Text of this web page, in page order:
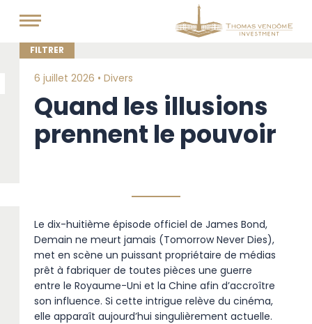
6 juillet 2026 • Divers
Quand les illusions
prennent le pouvoir
Le dix-huitième épisode officiel de James Bond,
Demain ne meurt jamais (Tomorrow Never Dies),
met en scène un puissant propriétaire de médias
prêt à fabriquer de toutes pièces une guerre
entre le Royaume-Uni et la Chine afin d’accroître
son influence. Si cette intrigue relève du cinéma,
elle apparaît aujourd’hui singulièrement actuelle.